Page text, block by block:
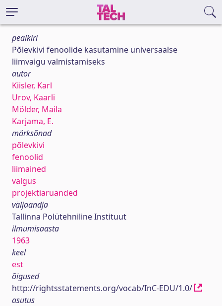
pealkiri
Põlevkivi fenoolide kasutamine universaalse
liimvaigu valmistamiseks
autor
Kiisler, Karl
Urov, Kaarli
Mölder, Maila
Karjama, E.
märksõnad
põlevkivi
fenoolid
liimained
valgus
projektiaruanded
väljaandja
Tallinna Polütehniline Instituut
ilmumisaasta
1963
keel
est
õigused
http://rightsstatements.org/vocab/InC-EDU/1.0/
asutus